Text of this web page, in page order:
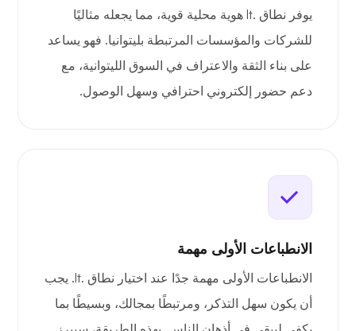
يوفر نطاق .lt هوية محلية قوية، مما يجعله مثاليًا
للشركات والمؤسسات المرتبطة بليتوانيا. فهو يساعد
على بناء الثقة والاعتراف في السوق الليتوانية، مع
دعم حضور إلكتروني احترافي وسهل الوصول.
الانطباعات الأولى مهمة
الانطباعات الأولى مهمة جدًا عند اختيار نطاق .lt. يجب
أن يكون سهل التذكر، ومرتبطًا بمجالك، وبسيطًا بما